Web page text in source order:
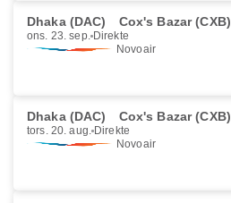
Dhaka (DAC) Cox's Bazar (CXB)
ons. 23. sep. Direkte
Novoair
Dhaka (DAC) Cox's Bazar (CXB)
tors. 20. aug. Direkte
Novoair